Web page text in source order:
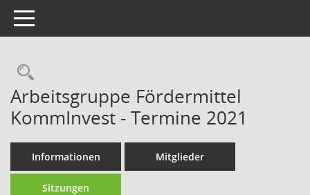
Toggle navigation
Rechercheauswahl
Arbeitsgruppe Fördermittel
KommInvest - Termine 2021
Informationen Mitglieder
Sitzungen